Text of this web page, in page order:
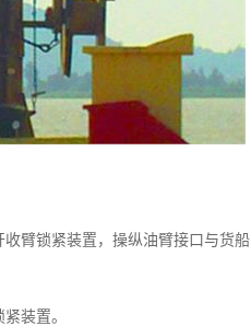
臂锁紧装置，操纵油臂接口与货船
装置。